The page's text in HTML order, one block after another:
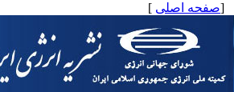
[صفحه اصلی ]